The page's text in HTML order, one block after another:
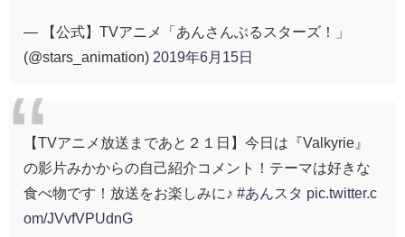
— 【公式】TVアニメ「あんさんぶるスターズ！」
(@stars_animation) 2019年6月15日
【TVアニメ放送まであと２１日】今日は『Valkyrie』
の影片みかからの自己紹介コメント！テーマは好きな
食べ物です！放送をお楽しみに♪ #あんスタ pic.twitter.c
om/JVvfVPUdnG